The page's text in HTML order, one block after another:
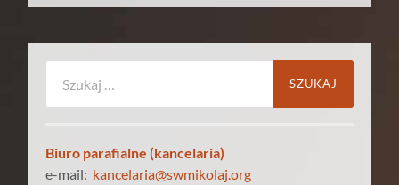
Biuro parafialne (kancelaria)
e-mail: kancelaria@swmikolaj.org